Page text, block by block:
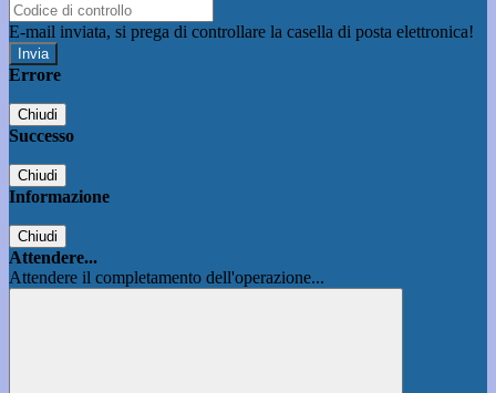
E-mail inviata, si prega di controllare la casella di posta elettronica!
Errore
Chiudi
Successo
Chiudi
Informazione
Chiudi
Attendere...
Attendere il completamento dell'operazione...